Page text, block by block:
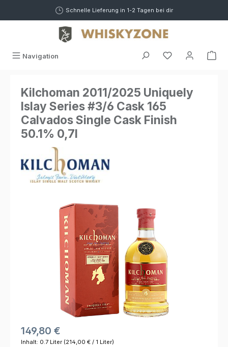
Schnelle Lieferung in 1-2 Tagen bei dir
Navigation
Kilchoman 2011/2025 Uniquely
Islay Series #3/6 Cask 165
Calvados Single Cask Finish
50.1% 0,7l
Bildergalerie überspringen
149,80 €
Inhalt: 0.7 Liter (214,00 € / 1 Liter)